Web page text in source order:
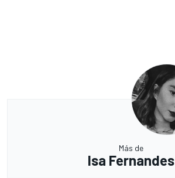
Más de
Isa Fernandes